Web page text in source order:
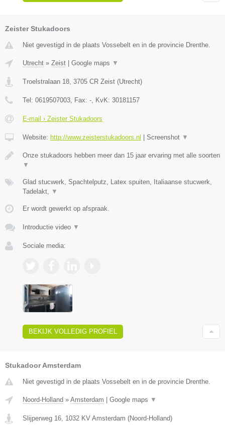
Zeister Stukadoors
Niet gevestigd in de plaats Vossebelt en in de provincie Drenthe.
Utrecht » Zeist Google maps ▼
Troelstralaan 18 3705 CR Zeist (Utrecht)
Tel: 0619507003 , Fax: - , KvK: 30181157
E-mail › Zeister Stukadoors
Website: http://www.zeisterstukadoors.nl Screenshot ▼
Onze stukadoors hebben meer dan 15 jaar ervaring met alle soorten
▼
Glad stucwerk, Spachtelputz, Latex spuiten, Italiaanse stucwerk,
Tadelakt,
▼
Er wordt gewerkt op afspraak.
Introductie video ▼
Sociale media:
BEKIJK VOLLEDIG PROFIEL
Stukadoor Amsterdam
Niet gevestigd in de plaats Vossebelt en in de provincie Drenthe.
Noord-Holland » Amsterdam | Google maps ▼
Slijperweg 16 1032 KV Amsterdam (Noord-Holland)